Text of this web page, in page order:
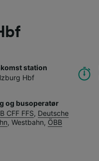
station
Hbf
og busoperatør
CFF FFS, Deutsche
, Westbahn, ÖBB